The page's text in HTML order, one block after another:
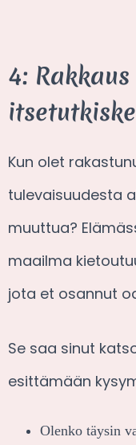
4:
Kun olet
tulevaisuudesta
muuttua?
maailma
jota et osannut
Se saa sinut
esittämään
Olenko täysin